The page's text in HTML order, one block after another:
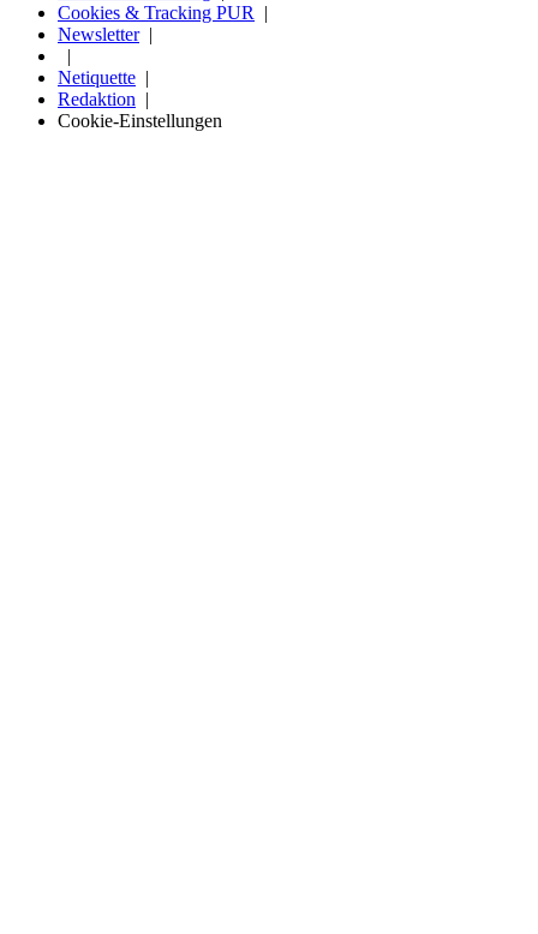
Cookies & Tracking PUR
Newsletter
Netiquette
Redaktion
Cookie-Einstellungen